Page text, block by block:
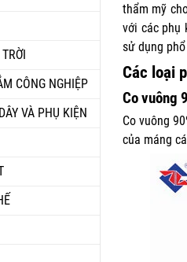
CÔNG NGHIỆP
VÀ PHỤ KIỆN
thẩm mỹ
với các phụ
sử dụng
Các loại
Co vuông
Co vuông
của máng